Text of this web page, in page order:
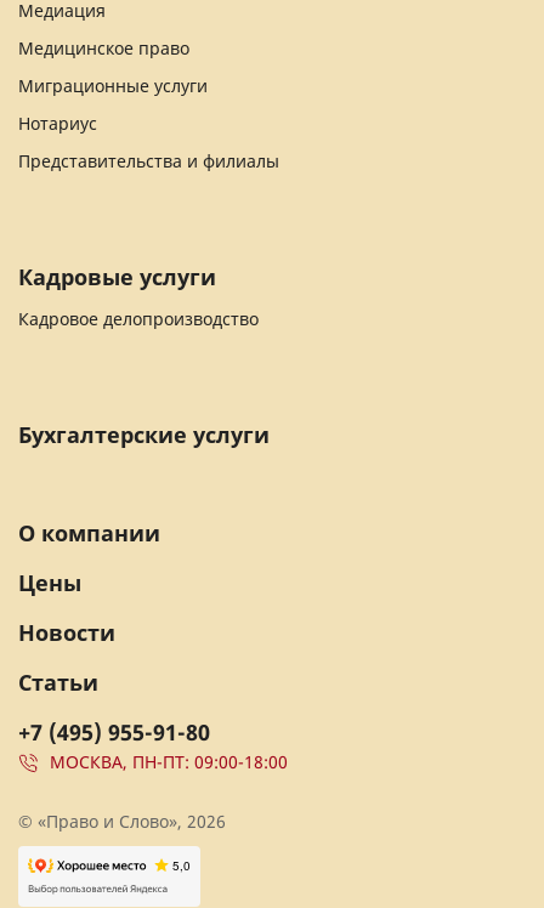
Медиация
Медицинское право
Миграционные услуги
Нотариус
Представительства и филиалы
Кадровые услуги
Кадровое делопроизводство
Бухгалтерские услуги
+7 (495) 955-91-80
МОСКВА, ПН-ПТ: 09:00-18:00
О компании
Цены
Новости
Статьи
© «Право и Слово», 2026